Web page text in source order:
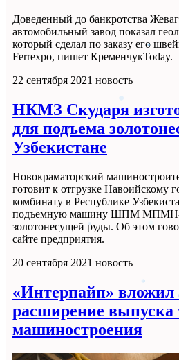
Доведенный до банкротства
автомобильный завод показал
который сделал по заказу его
Ferrexpo, пишет КременчукToday.
22 сентября 2021 новость
НКМЗ Скударя
для подъема
Узбекистане
Новокраматорский
готовит к отгрузке Навоийскому
комбинату в Республике
подъемную машину ШПМ МПМН-
золотонесущей руды. Об этом
сайте предприятия.
20 сентября 2021 новость
«Интерпайп» вложил
расширение выпуска
машиностроения